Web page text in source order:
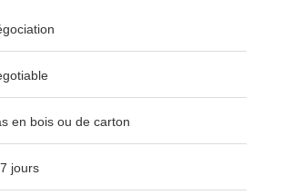
en bois ou de carton
jours